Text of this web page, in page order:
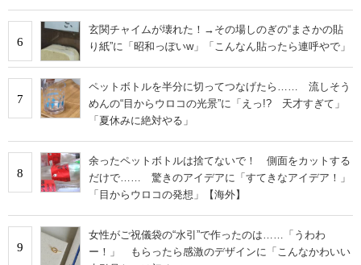
6
玄関チャイムが壊れた！→その場しのぎの“まさかの貼
り紙”に「昭和っぽいw」「こんなん貼ったら連呼やで」
7
ペットボトルを半分に切ってつなげたら…… 流しそう
めんの“目からウロコの光景”に「えっ!? 天才すぎて」
「夏休みに絶対やる」
8
余ったペットボトルは捨てないで！ 側面をカットする
だけで…… 驚きのアイデアに「すてきなアイデア！」
「目からウロコの発想」【海外】
9
女性がご祝儀袋の“水引”で作ったのは……「うわわ
ー！」 もらったら感激のデザインに「こんなかわいい